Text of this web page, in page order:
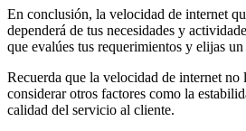
En conclusión, la velocidad de internet
dependerá de tus necesidades y
que evalúes tus requerimientos y elijas
Recuerda que la velocidad de internet no
considerar otros factores como la
calidad del servicio al cliente.